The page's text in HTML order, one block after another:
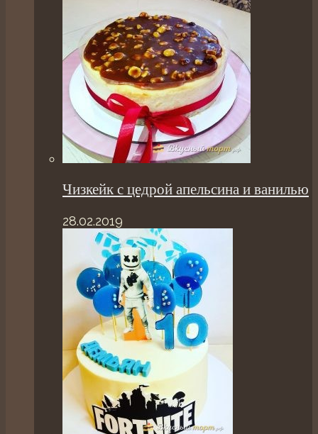
Чизкейк с цедрой апельсина и ванилью
28.02.2019